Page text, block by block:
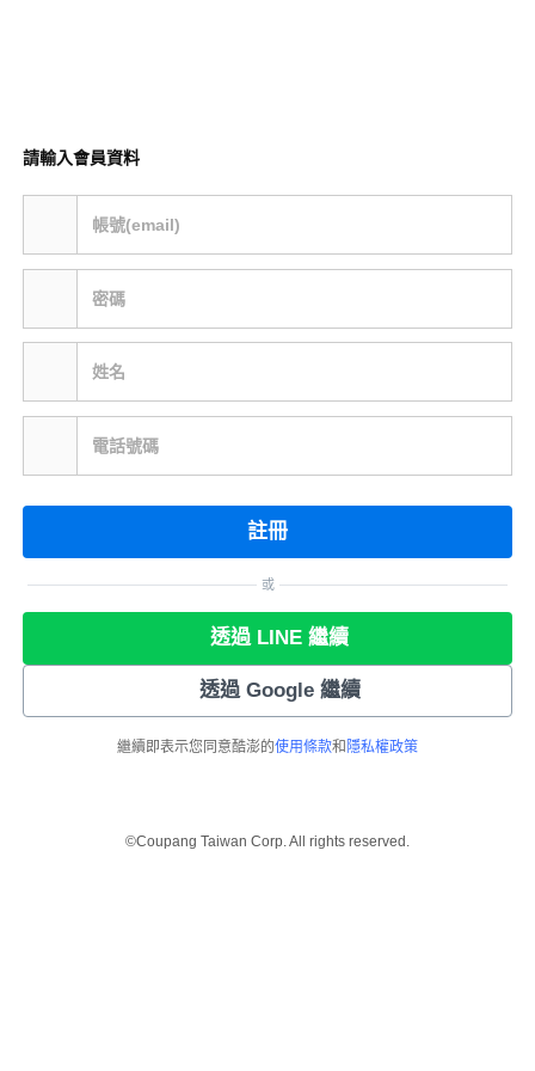
請輸入會員資料
帳號(email)
密碼
姓名
電話號碼
註冊
或
透過 LINE 繼續
透過 Google 繼續
繼續即表示您同意酷澎的使用條款和 隱私權政策
©Coupang Taiwan Corp. All rights reserved.